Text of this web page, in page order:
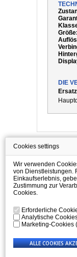
Größe:
DIE
Über
Versand
Cookies settings
Wir verwenden
von Dienstleistungen.
Einkaufserlebnis,
Zustimmung zur
Cookies.
Erforderliche
Analytische
Marketing-Cookies (